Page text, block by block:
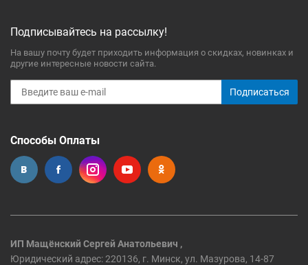
Подписывайтесь на рассылку!
На вашу почту будет приходить информация о скидках, новинках и
другие интересные новости сайта.
Подписаться
Способы Оплаты
ИП Мащёнский Сергей Анатольевич ,
Юридический адрес: 220136, г. Минск, ул. Мазурова, 14-87